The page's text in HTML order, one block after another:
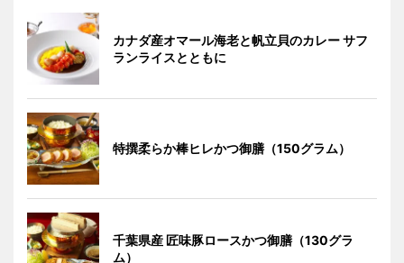
カナダ産オマール海老と帆立貝のカレー サフ
ランライスとともに
特撰柔らか棒ヒレかつ御膳（150グラム）
千葉県産 匠味豚ロースかつ御膳（130グラ
ム）